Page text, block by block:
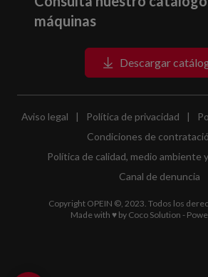
máquinas
Descargar
Aviso legal | Política de privacidad |
Condiciones de
Política de calidad, medio ambiente y
Canal de denuncia
Copyright OPEIN ©, 2023. Todos los
Made with ♥ by Coco Solution -